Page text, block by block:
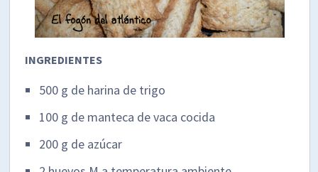
INGREDIENTES
500 g de harina de trigo
100 g de manteca de vaca cocida
200 g de azúcar